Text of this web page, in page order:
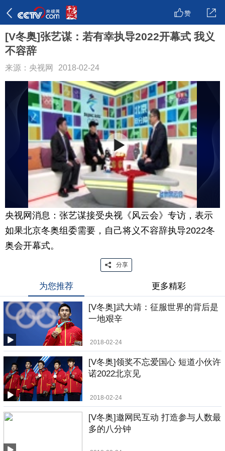
赞
[V冬奥]张艺谋：若有幸执导2022开幕式 我义
不容辞
来源：央视网 2018-02-24
央视网消息：张艺谋接受央视《风云会》专访，表示
如果北京冬奥组委需要，自己将义不容辞执导2022冬
奥会开幕式。
分享
为您推荐 更多精彩
[V冬奥]武大靖：征服世界的背后是
一地艰辛
2018-02-24
[V冬奥]领奖不忘爱国心 短道小伙许
诺2022北京见
2018-02-24
[V冬奥]邀网民互动 打造参与人数最
多的八分钟